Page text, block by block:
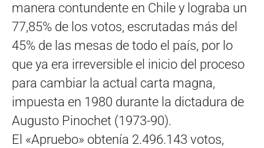
manera contundente en Chile y lograba un
77,85% de los votos, escrutadas más del
45% de las mesas de todo el país, por lo
que ya era irreversible el inicio del proceso
para cambiar la actual carta magna,
impuesta en 1980 durante la dictadura de
Augusto Pinochet (1973-90).
El «Apruebo» obtenía 2.496.143 votos,